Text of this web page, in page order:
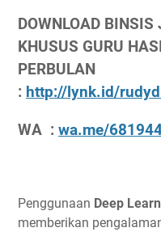
DOWNLOAD
KHUSUS GURU
PERBULAN
: http://lynk.id/
WA : wa.me/
Penggunaan Deep
memberikan